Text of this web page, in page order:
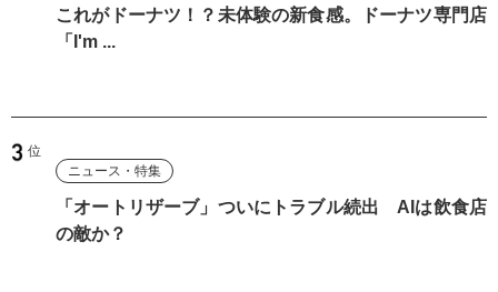
これがドーナツ！？未体験の新食感。ドーナツ専門店
「I'm ...
ニュース・特集
「オートリザーブ」ついにトラブル続出 AIは飲食店
の敵か？